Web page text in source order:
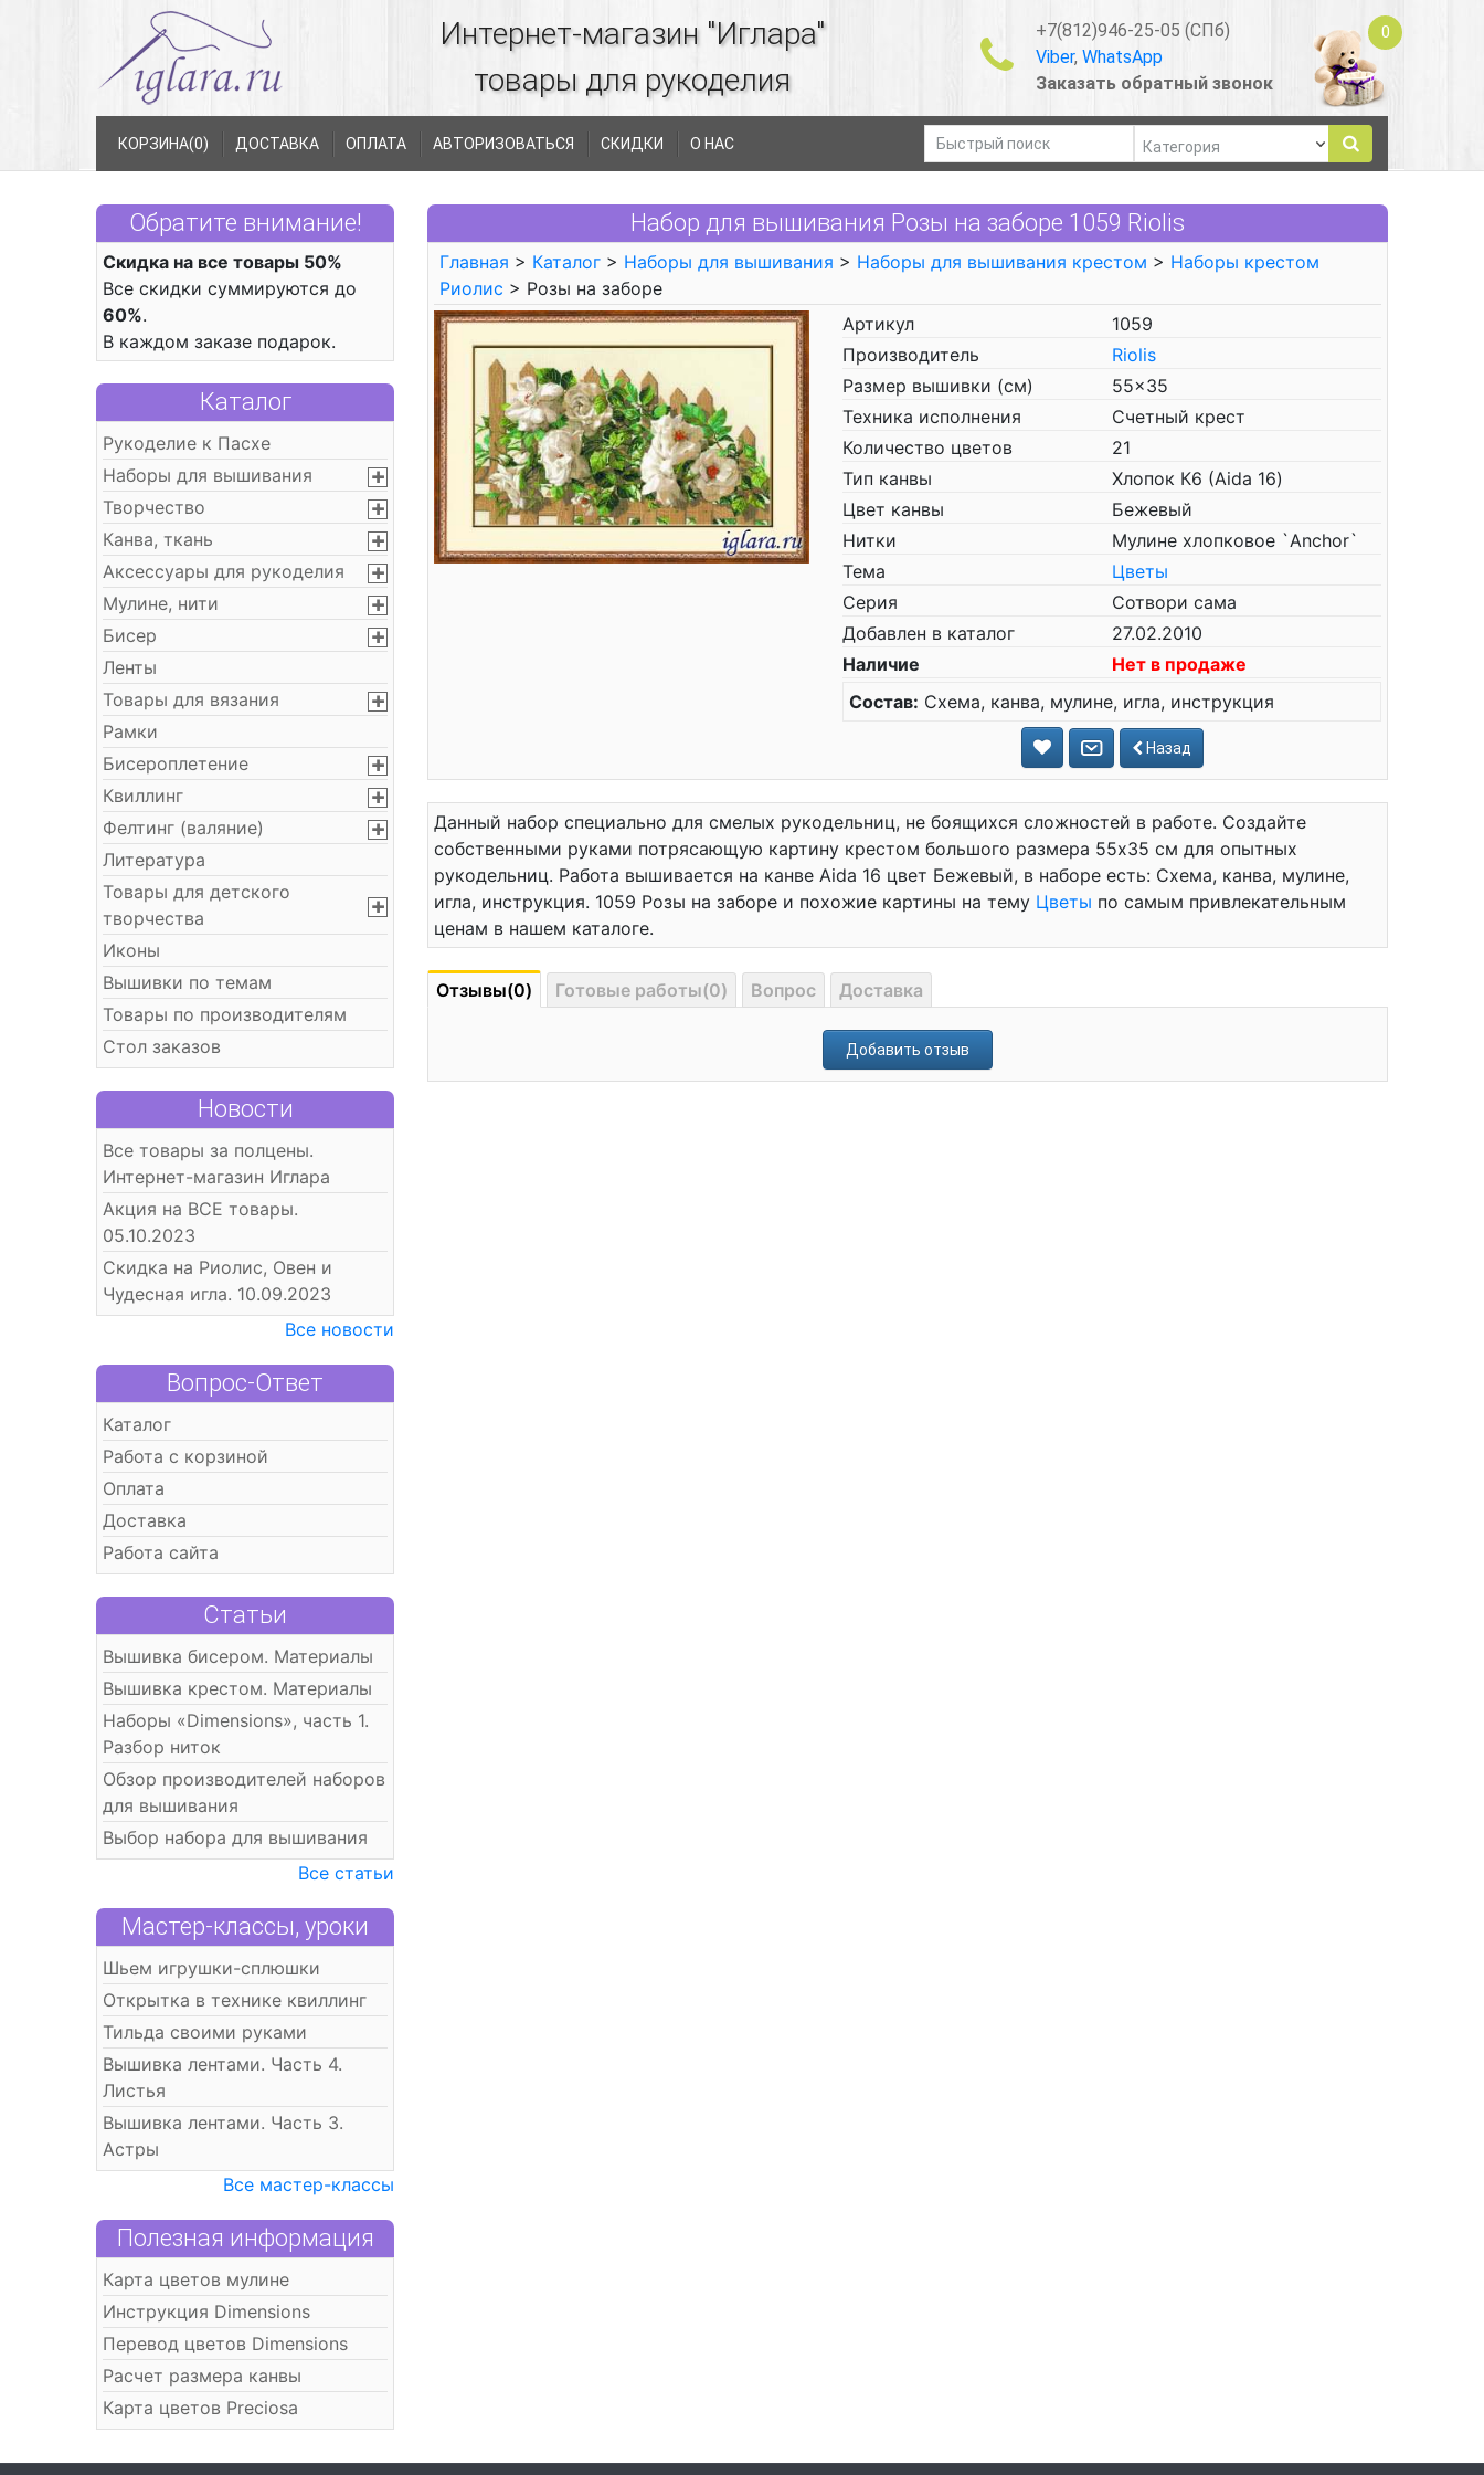
Интернет-магазин "Иглара"
товары для рукоделия
+7(812)946-25-05 (СПб)
Viber, WhatsApp
Заказать обратный звонок
0
КОРЗИНА(0) ДОСТАВКА ОПЛАТА АВТОРИЗОВАТЬСЯ СКИДКИ О НАС
Обратите внимание!
Скидка на все товары 50%
Все скидки суммируются до
60%.
В каждом заказе подарок.
Каталог
Рукоделие к Пасхе
Наборы для вышивания
Творчество
Канва, ткань
Аксессуары для рукоделия
Мулине, нити
Бисер
Ленты
Товары для вязания
Рамки
Бисероплетение
Квиллинг
Фелтинг (валяние)
Литература
Товары для детского
творчества
Иконы
Вышивки по темам
Товары по производителям
Стол заказов
Новости
Все товары за полцены.
Интернет-магазин Иглара
Акция на ВСЕ товары.
05.10.2023
Скидка на Риолис, Овен и
Чудесная игла. 10.09.2023
Все новости
Вопрос-Ответ
Каталог
Работа с корзиной
Оплата
Доставка
Работа сайта
Статьи
Вышивка бисером. Материалы
Вышивка крестом. Материалы
Наборы «Dimensions», часть 1.
Разбор ниток
Обзор производителей наборов
для вышивания
Выбор набора для вышивания
Все статьи
Мастер-классы, уроки
Шьем игрушки-сплюшки
Открытка в технике квиллинг
Тильда своими руками
Вышивка лентами. Часть 4.
Листья
Вышивка лентами. Часть 3.
Астры
Все мастер-классы
Полезная информация
Карта цветов мулине
Инструкция Dimensions
Перевод цветов Dimensions
Расчет размера канвы
Карта цветов Preciosa
Набор для вышивания Розы на заборе 1059 Riolis
Главная > Каталог > Наборы для вышивания > Наборы для вышивания крестом > Наборы крестом
Риолис > Розы на заборе
Артикул
1059
Производитель
Riolis
Размер вышивки (см)
55x35
Техника исполнения
Счетный крест
Количество цветов
21
Тип канвы
Хлопок К6 (Aida 16)
Цвет канвы
Бежевый
Нитки
Мулине хлопковое `Anchor`
Тема
Цветы
Серия
Сотвори сама
Добавлен в каталог
27.02.2010
Наличие
Нет в продаже
Состав: Схема, канва, мулине, игла, инструкция
Назад
Данный набор специально для смелых рукодельниц, не боящихся сложностей в работе. Создайте
собственными руками потрясающую картину крестом большого размера 55x35 см для опытных
рукодельниц. Работа вышивается на канве Aida 16 цвет Бежевый, в наборе есть: Схема, канва, мулине,
игла, инструкция. 1059 Розы на заборе и похожие картины на тему Цветы по самым привлекательным
ценам в нашем каталоге.
Отзывы(0) Готовые работы(0) Вопрос Доставка
Добавить отзыв